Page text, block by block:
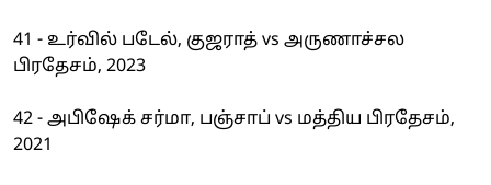
41 - உர்வில் படேல், குஜராத் vs அருணாச்சல
பிரதேசம், 2023
42 - அபிஷேக் சர்மா, பஞ்சாப் vs மத்திய பிரதேசம்,
2021